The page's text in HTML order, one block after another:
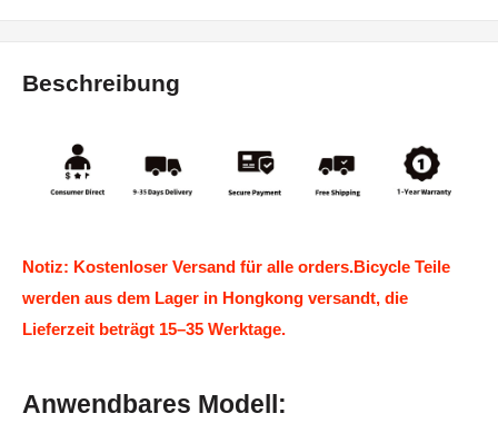
Beschreibung
Notiz: Kostenloser Versand für alle orders.Bicycle Teile
werden aus dem Lager in Hongkong versandt, die
Lieferzeit beträgt 15–35 Werktage.
Anwendbares Modell: